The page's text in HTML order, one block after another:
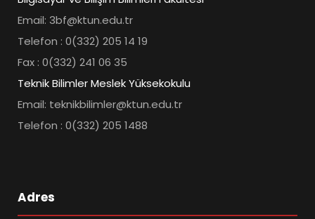
Email: 3bf@ktun.edu.tr
Telefon : 0(332) 205 14 19
Fax : 0(332) 241 06 35
Teknik Bilimler Meslek Yüksekokulu
Email: teknikbilimler@ktun.edu.tr
Telefon : 0(332) 205 1488
Adres